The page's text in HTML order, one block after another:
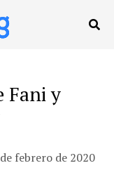
Fani y
febrero de 2020